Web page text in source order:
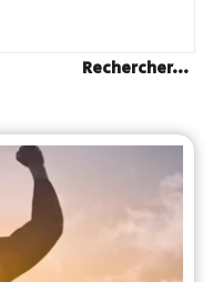
Rechercher...